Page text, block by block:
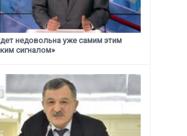
недовольна уже самим этим
сигналом»